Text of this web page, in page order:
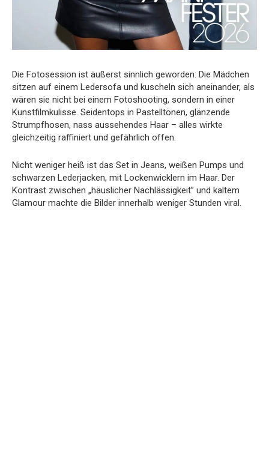
Die Fotosession ist äußerst sinnlich geworden: Die Mädchen
sitzen auf einem Ledersofa und kuscheln sich aneinander, als
wären sie nicht bei einem Fotoshooting, sondern in einer
Kunstfilmkulisse. Seidentops in Pastelltönen, glänzende
Strumpfhosen, nass aussehendes Haar – alles wirkte
gleichzeitig raffiniert und gefährlich offen.
Nicht weniger heiß ist das Set in Jeans, weißen Pumps und
schwarzen Lederjacken, mit Lockenwicklern im Haar. Der
Kontrast zwischen „häuslicher Nachlässigkeit” und kaltem
Glamour machte die Bilder innerhalb weniger Stunden viral.